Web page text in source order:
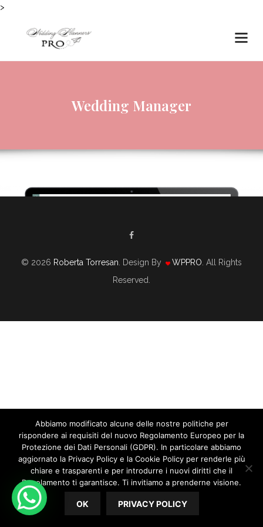
>
Wedding Manager
Quanto è difficile organizzare matrimoni senza un Software
per Wedding Planner? Molto, direi che senza un Software
per Wedding Planner era tutta un’altra storia. Se penso a
come gestivo i matrimoni prima di qualche...
READ MORE
© 2026 Roberta Torresan . Design By WPPRO . All Rights
Reserved.
Abbiamo modificato alcune delle nostre politiche per
rispondere ai requisiti del nuovo Regolamento Europeo per la
Protezione dei Dati Personali (GDPR). In particolare abbiamo
aggiornato la Privacy Policy e la Cookie Policy per renderle più
chiare e trasparenti e per introdurre i nuovi diritti che il
Regolamento ti garantisce. Ti invitiamo a prenderne visione.
OK PRIVACY POLICY